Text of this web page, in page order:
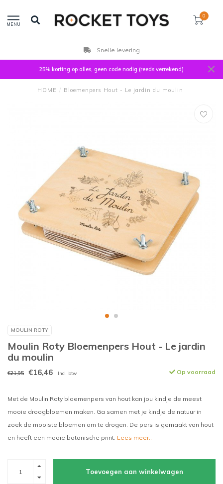
MENU
0
Snelle levering
25% korting op alles, geen code nodig (reeds verrekend)
HOME / Bloemenpers Hout - Le jardin du moulin
MOULIN ROTY
Moulin Roty Bloemenpers Hout - Le jardin
du moulin
€21,95 €16,46 Incl. btw Op voorraad
Met de Moulin Roty bloemenpers van hout kan jou kindje de meest
mooie droogbloemen maken. Ga samen met je kindje de natuur in
zoek de mooiste bloemen om te drogen. De pers is gemaakt van hout
en heeft een mooie botanische print. Lees meer..
Toevoegen aan winkelwagen